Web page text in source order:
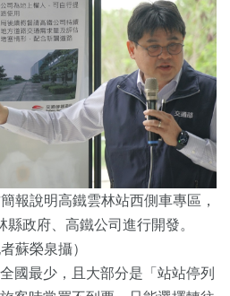
報說明高鐵雲林站西側車專區，
政府、高鐵公司進行開發。
者蘇榮泉攝）
國最少，且大部分是「站站停列